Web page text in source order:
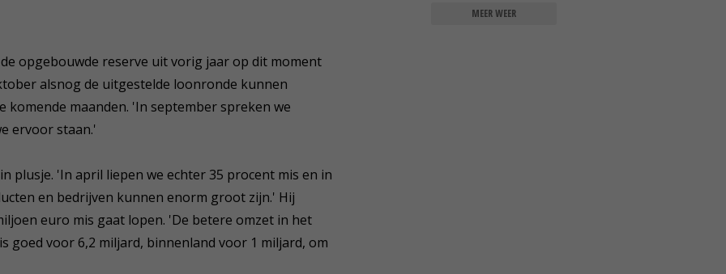
opgebouwde reserve uit vorig jaar op dit moment
alsnog de uitgestelde loonronde kunnen
maanden. 'In september spreken we
ervoor staan.'
plusje. 'In april liepen we echter 35 procent mis en in
en bedrijven kunnen enorm groot zijn.' Hij
euro mis gaat lopen. 'De betere omzet in het
goed voor 6,2 miljard, binnenland voor 1 miljard, om
MEER WEER